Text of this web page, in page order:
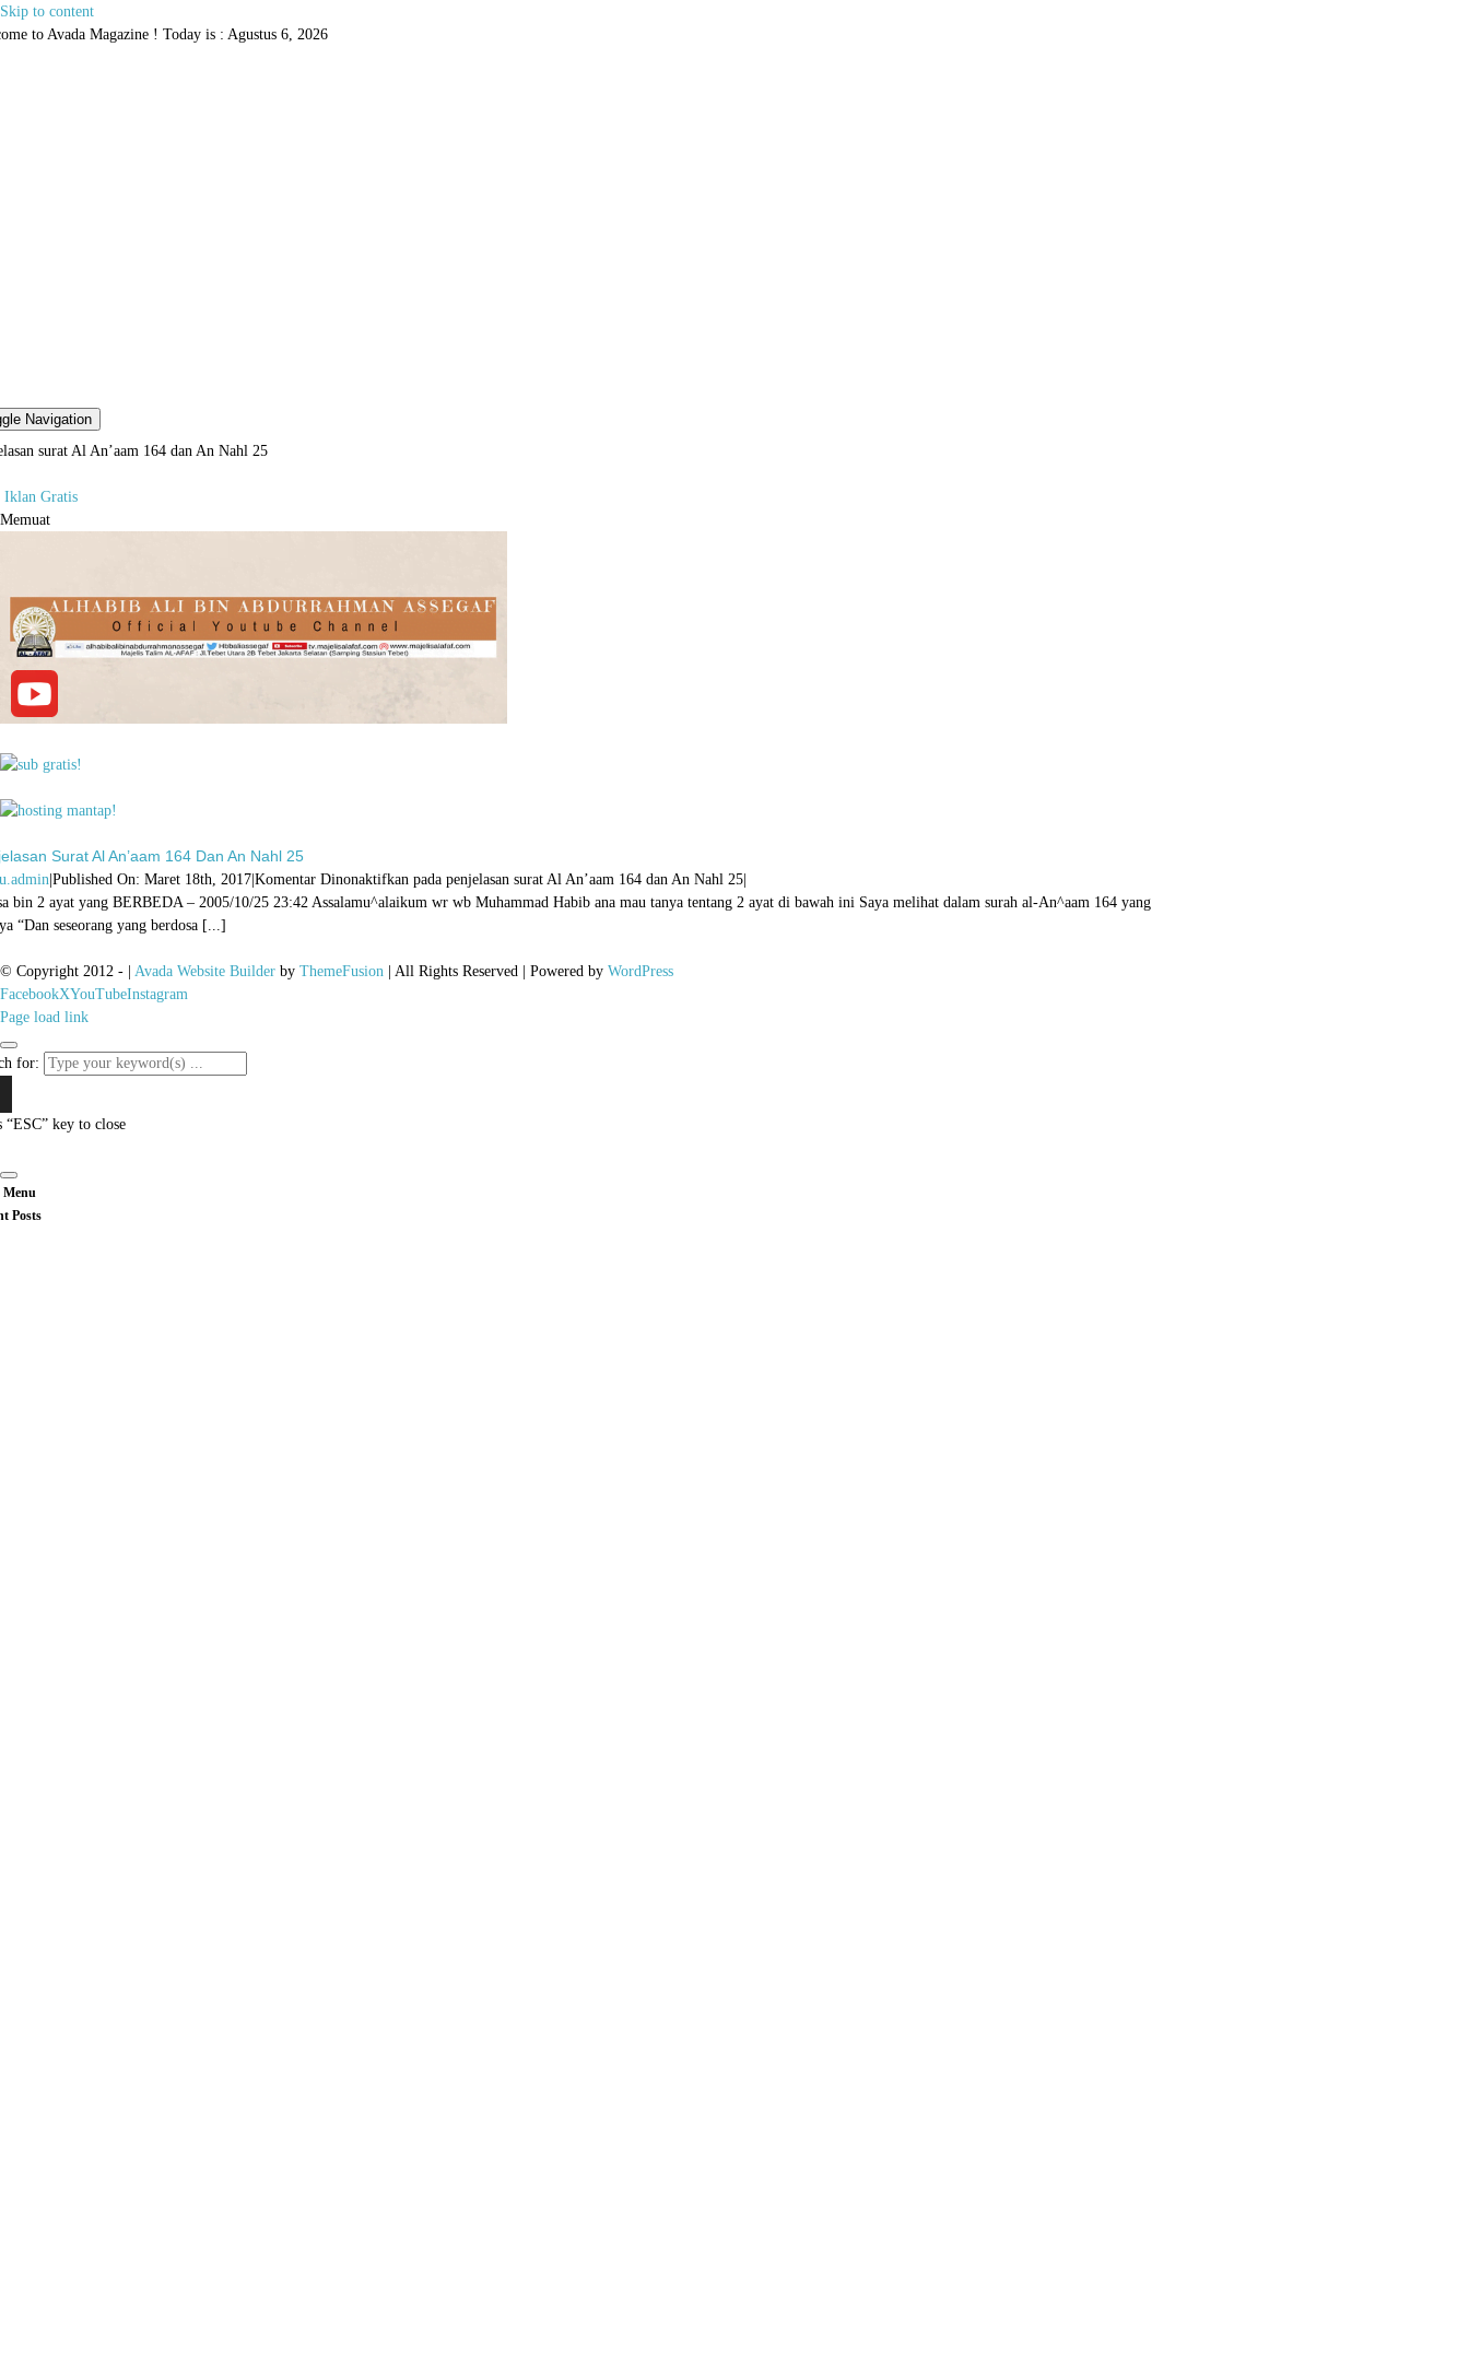
Skip to content
to Avada Magazine ! Today is : Agustus 6, 2026
Navigation
surat Al An’aam 164 dan An Nahl 25
Iklan Gratis
Memuat
Surat Al An’aam 164 Dan An Nahl 25
|Published On: Maret 18th, 2017 |Komentar Dinonaktifkan pada penjelasan surat Al An’aam 164 dan An Nahl 25
bin 2 ayat yang BERBEDA – 2005/10/25 23:42 Assalamu^alaikum wr wb Muhammad Habib ana mau tanya tentang 2 ayat di bawah ini Saya melihat dalam surah al-An^aam 164 yang
“Dan seseorang yang berdosa [...]
© Copyright 2012 - Avada Website Builder by ThemeFusion | All Rights Reserved | Powered by WordPress
FacebookXYouTubeInstagram
Page load link
for:
“ESC” key to close
Menu
Posts